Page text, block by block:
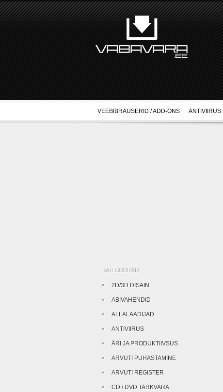
VEEBIBRAUSERID / ADD-ONS ANTIVIIRUS
KATEGOORIAD
2D/3D DISAIN
ABIVAHENDID
ALLALAADIJAD
ANTIVIIRUS
ÄRI JA PRODUKTIIVSUS
ARVUTI PUHASTAMINE
ARVUTI REGISTER
CD / DVD TARKVARA